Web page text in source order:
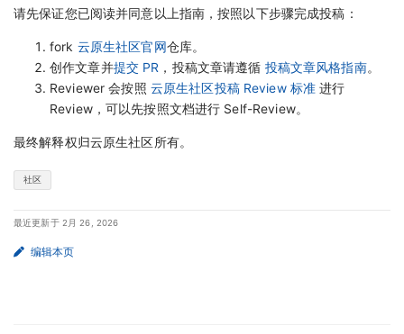
请先保证您已阅读并同意以上指南，按照以下步骤完成投稿：
fork 云原生社区官网仓库。
创作文章并提交 PR ，投稿文章请遵循 投稿文章风格指南。
Reviewer 会按照 云原生社区投稿 Review 标准 进行
Review，可以先按照文档进行 Self-Review。
最终解释权归云原生社区所有。
社区
最近更新于 2月 26, 2026
编辑本页